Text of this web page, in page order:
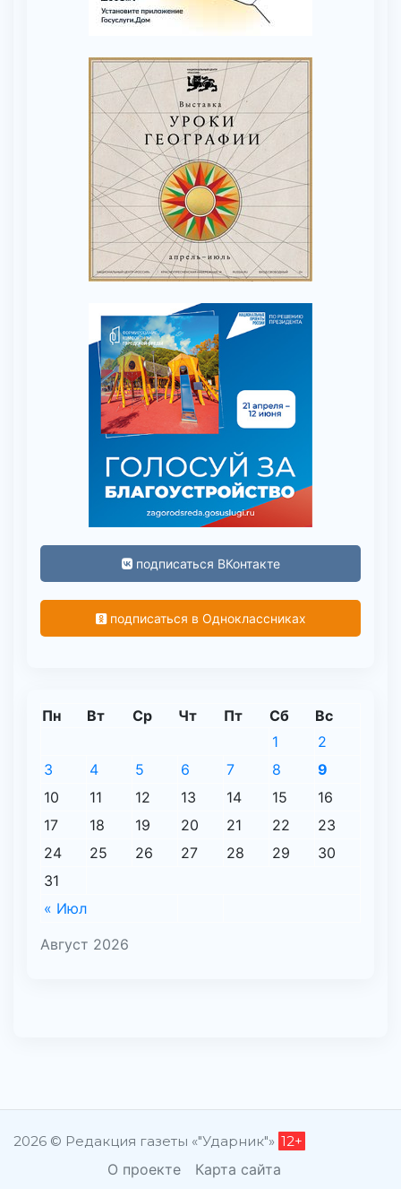
подписаться ВКонтакте
подписаться в Одноклассниках
Август 2026
Пн Вт Ср Чт Пт Сб Вс
« Июл
1
2
3
4 5 6 7 8
9
10
11 12 13 14 15
16
17
18 19 20 21 22
23
24
25 26 27 28 29
30
31
2026 © Редакция газеты «"Ударник"» 12+
О проекте Карта сайта